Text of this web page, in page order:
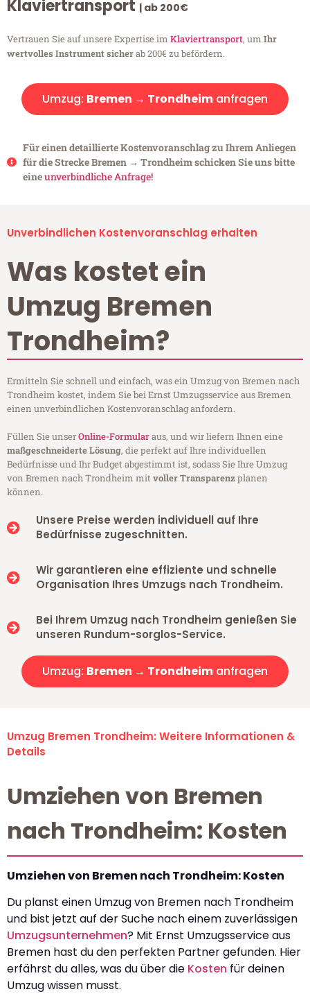
Klaviertransport | ab 200€
Vertrauen Sie auf unsere Expertise im Klaviertransport, um Ihr
wertvolles Instrument sicherab 200€ zu befördern.
Umzug: Bremen → Trondheim anfragen
Für einen detaillierte Kostenvoranschlag zu Ihrem Anliegen
für die Strecke Bremen → Trondheim schicken Sie uns bitte
eineunverbindliche Anfrage!
Unverbindlichen Kostenvoranschlag erhalten
Was kostet ein
Umzug Bremen
Trondheim?
Ermitteln Sie schnell und einfach, was ein Umzug von Bremen nach
Trondheim kostet, indem Sie bei Ernst Umzugsservice aus Bremen
einen unverbindlichen Kostenvoranschlag anfordern.
Füllen Sie unserOnline-Formularaus, und wir liefern Ihnen eine
maßgeschneiderte Lösung, die perfekt auf Ihre individuellen
Bedürfnisse und Ihr Budget abgestimmt ist, sodass Sie Ihre Umzug
von Bremen nach Trondheim mitvoller Transparenzplanen
können.
Unsere Preise werden individuell auf Ihre
Bedürfnisse zugeschnitten.
Wir garantieren eine effiziente und schnelle
Organisation Ihres Umzugs nach Trondheim.
Bei Ihrem Umzug nach Trondheim genießen Sie
unseren Rundum-sorglos-Service.
Umzug: Bremen → Trondheim anfragen
Umzug Bremen Trondheim: Weitere Informationen &
Details
Umziehen von Bremen
nach Trondheim: Kosten
Umziehen von Bremen nach Trondheim: Kosten
Du planst einen Umzug von Bremen nach Trondheim
und bist jetzt auf der Suche nach einem zuverlässigen
Umzugsunternehmen? Mit Ernst Umzugsservice aus
Bremen hast du den perfekten Partner gefunden. Hier
erfährst du alles, was du über die Kosten für deinen
Umzug wissen musst.